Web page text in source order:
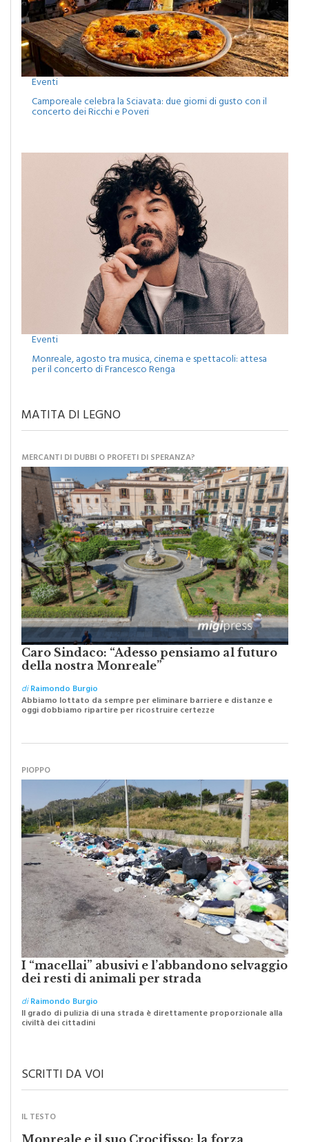
Eventi
Camporeale celebra la Sciavata: due giorni di gusto con il
concerto dei Ricchi e Poveri
Monreale, agosto tra musica, cinema e spettacoli: attesa
per il concerto di Francesco Renga
Caro Sindaco: “Adesso pensiamo al futuro
della nostra Monreale”
diRaimondo Burgio
Abbiamo lottato da sempre per eliminare barriere e distanze e
oggi dobbiamo ripartire per ricostruire certezze
I “macellai” abusivi e l’abbandono selvaggio
dei resti di animali per strada
diRaimondo Burgio
Il grado di pulizia di una strada è direttamente proporzionale alla
civiltà dei cittadini
Monreale e il suo Crocifisso: la forza
silenziosa di una comunità